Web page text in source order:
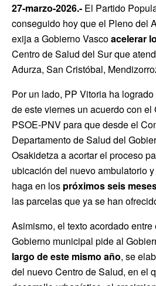
27-marzo-2026.- El Partido
conseguido hoy que el Pleno del
exija a Gobierno Vascoacelerar
Centro de Salud del Sur que
Adurza, San Cristóbal,
Por un lado, PP Vitoria ha
de este viernes un acuerdo con
PSOE-PNV para que desde el
Departamento de Salud del
Osakidetza a acortar el proceso
ubicación del nuevo ambulatorio
haga en los próximos seis
las parcelas que ya se han
Asimismo, el texto acordado
Gobierno municipal pide al
largo de este mismo año, se
del nuevo Centro de Salud, en el